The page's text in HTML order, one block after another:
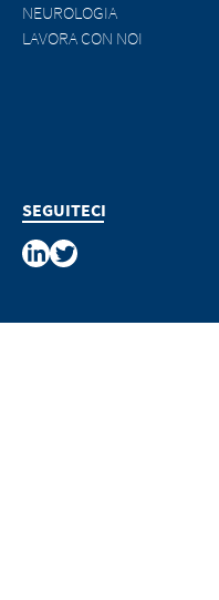
NEUROLOGIA
LAVORA CON NOI
SEGUITECI